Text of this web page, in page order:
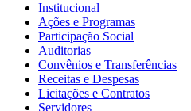
Institucional
Ações e Programas
Participação Social
Auditorias
Convênios e Transferências
Receitas e Despesas
Licitações e Contratos
Servidores